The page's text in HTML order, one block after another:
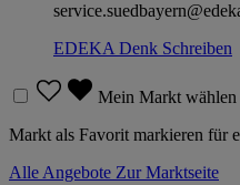
EDEKA Denk Schreiben
Mein Markt wählen
Markt als Favorit markieren für
Alle Angebote Zur Marktseite